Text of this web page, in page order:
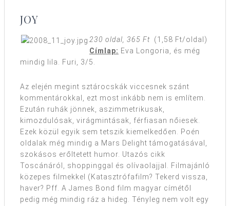
JOY
230 oldal, 365 Ft (1,58 Ft/oldal)
Címlap: Eva Longoria, és még
mindig lila. Furi, 3/5.
Az elején megint sztárocskák viccesnek szánt
kommentárokkal, ezt most inkább nem is említem.
Ezután ruhák jönnek, aszimmetrikusak,
kimozdulósak, virágmintásak, férfiasan nőiesek.
Ezek közül egyik sem tetszik kiemelkedően. Poén
oldalak még mindig a Mars Delight támogatásával,
szokásos erőltetett humor. Utazós cikk
Toscánáról, shoppinggal és olívaolajjal. Filmajánló
közepes filmekkel (Katasztrófafilm? Tekerd vissza,
haver? Pff. A James Bond film magyar címétől
pedig még mindig ráz a hideg. Tényleg nem volt egy